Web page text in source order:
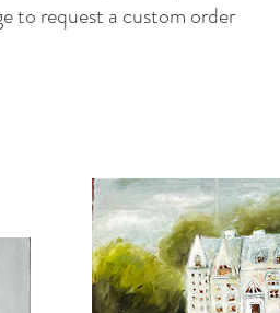
to request a custom order